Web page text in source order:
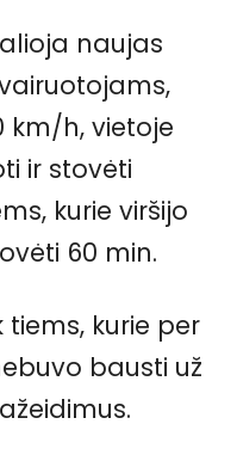
naujas
km/h, vietoje
ir stovėti
kurie viršijo
60 min.
kurie per
bausti už